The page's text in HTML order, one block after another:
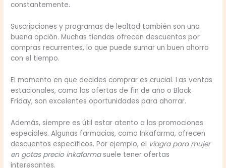
constantemente.
Suscripciones y programas de lealtad también son una
buena opción. Muchas tiendas ofrecen descuentos por
compras recurrentes, lo que puede sumar un buen ahorro
con el tiempo.
El momento en que decides comprar es crucial. Las ventas
estacionales, como las ofertas de fin de año o Black
Friday, son excelentes oportunidades para ahorrar.
Además, siempre es útil estar atento a las promociones
especiales. Algunas farmacias, como Inkafarma, ofrecen
descuentos específicos. Por ejemplo, el viagra para mujer
en gotas precio inkafarmasuele tener ofertas
interesantes.